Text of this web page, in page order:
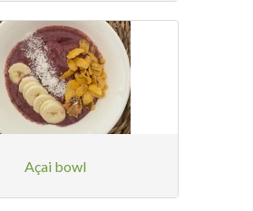
Açai bowl